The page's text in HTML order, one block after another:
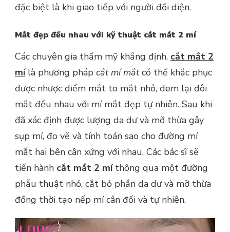
đặc biệt là khi giao tiếp với người đối diện.
Mắt đẹp đều nhau với kỹ thuật cắt mắt 2 mí
Các chuyên gia thẩm mỹ khẳng định, cắt mắt 2
mílà phương pháp cắt mí mắtcó thể khắc phục
được nhược điểm mắt to mắt nhỏ, đem lại đôi
mắt đều nhau với mí mắt đẹp tự nhiên. Sau khi
đã xác định được lượng da dư và mỡ thừa gây
sụp mí, đo vẽ và tính toán sao cho đường mí
mắt hai bên cân xứng với nhau. Các bác sĩ sẽ
tiến hành cắt mắt 2 míthông qua một đường
phẫu thuật nhỏ, cắt bỏ phần da dư và mỡ thừa
đồng thời tạo nếp mí cân đối và tự nhiên.